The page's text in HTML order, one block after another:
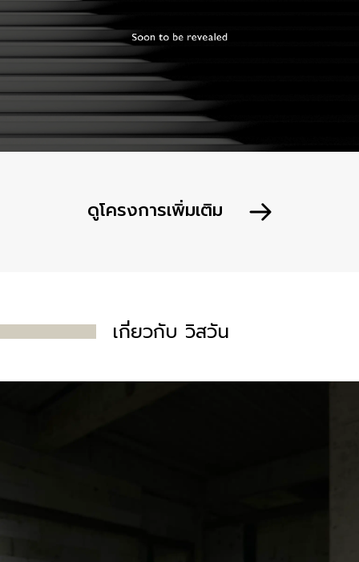
ดูโครงการเพิ่มเติม
เกี่ยวกับ วิสวัน